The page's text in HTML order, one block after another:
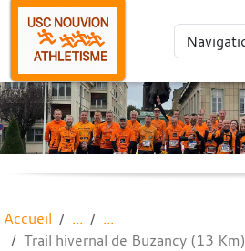
Accueil
Trail hivernal de Buzancy (13 Km)
Panneau de gestion des cookies